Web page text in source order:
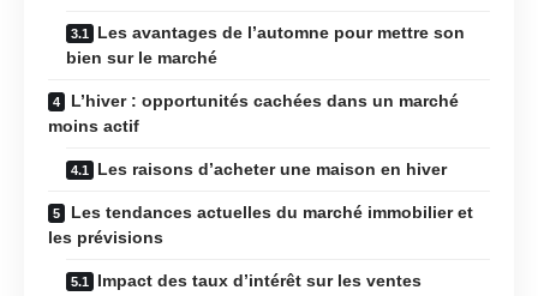
Les avantages de l’automne pour mettre son
bien sur le marché
L’hiver : opportunités cachées dans un marché
moins actif
Les raisons d’acheter une maison en hiver
Les tendances actuelles du marché immobilier et
les prévisions
Impact des taux d’intérêt sur les ventes